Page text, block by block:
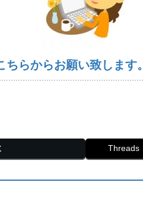
らからお願い致します。
Threads